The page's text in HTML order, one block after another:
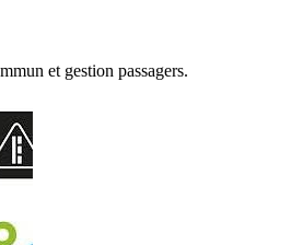
et gestion passagers.